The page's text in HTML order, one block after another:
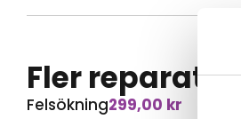
Fler
Felsökning299,00 kr